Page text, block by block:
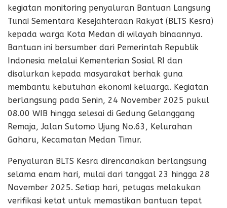
kegiatan monitoring penyaluran Bantuan Langsung
Tunai Sementara Kesejahteraan Rakyat (BLTS Kesra)
kepada warga Kota Medan di wilayah binaannya.
Bantuan ini bersumber dari Pemerintah Republik
Indonesia melalui Kementerian Sosial RI dan
disalurkan kepada masyarakat berhak guna
membantu kebutuhan ekonomi keluarga. Kegiatan
berlangsung pada Senin, 24 November 2025 pukul
08.00 WIB hingga selesai di Gedung Gelanggang
Remaja, Jalan Sutomo Ujung No.63, Kelurahan
Gaharu, Kecamatan Medan Timur.
Penyaluran BLTS Kesra direncanakan berlangsung
selama enam hari, mulai dari tanggal 23 hingga 28
November 2025. Setiap hari, petugas melakukan
verifikasi ketat untuk memastikan bantuan tepat